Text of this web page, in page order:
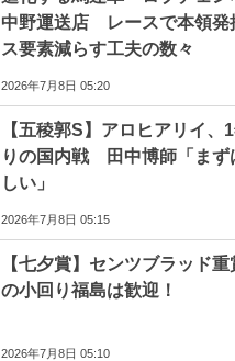
中野運送店 レースで本領発
ス要素減らす工夫の数々
2026年7月8日 05:20
【五稜郭S】アロヒアリイ、
りの国内戦 田中博師「まず
しい」
2026年7月8日 05:15
【七夕賞】センツブラッド
の小回り福島は歓迎！
2026年7月8日 05:10